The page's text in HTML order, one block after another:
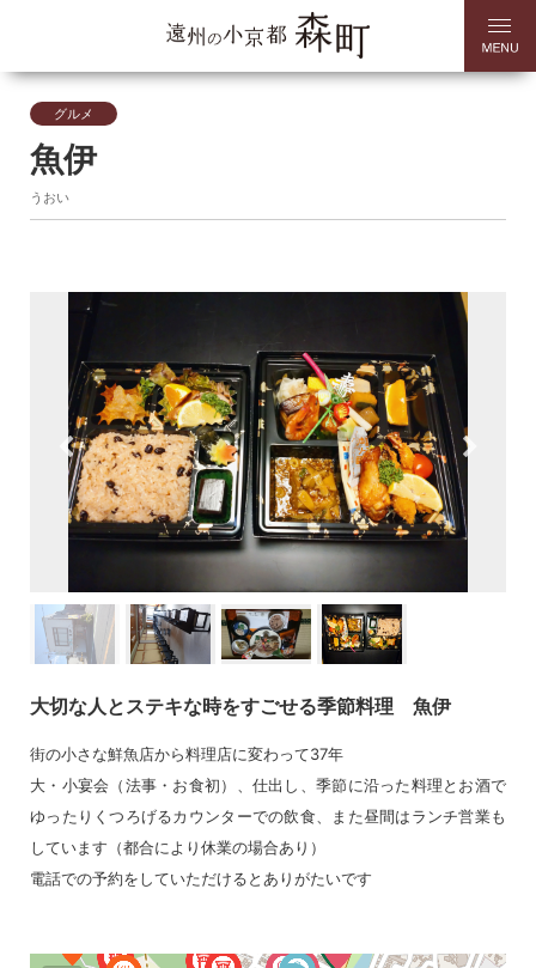
グルメ
魚伊
うおい
大切な人とステキな時をすごせる季節料理 魚伊
街の小さな鮮魚店から料理店に変わって37年
大・小宴会（法事・お食初）、仕出し、季節に沿った料理とお酒で
ゆったりくつろげるカウンターでの飲食、また昼間はランチ営業も
しています（都合により休業の場合あり）
電話での予約をしていただけるとありがたいです